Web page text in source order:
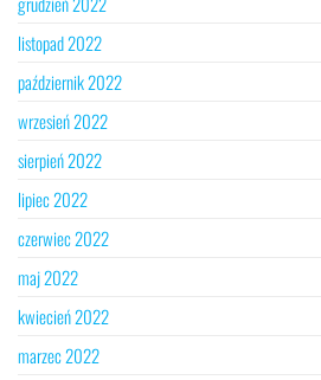
listopad 2022
październik 2022
wrzesień 2022
sierpień 2022
lipiec 2022
czerwiec 2022
maj 2022
kwiecień 2022
marzec 2022